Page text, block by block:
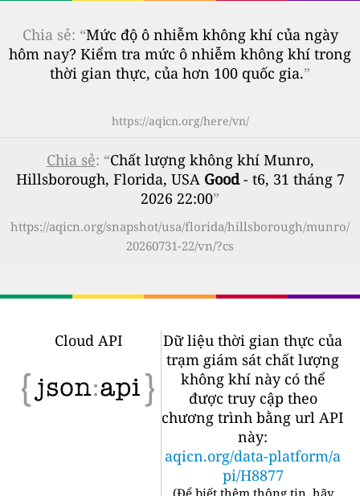
Chia sẻ: “Mức độ ô nhiễm không khí của ngày
hôm nay? Kiểm tra mức ô nhiễm không khí trong
thời gian thực, của hơn 100 quốc gia.”
https://aqicn.org/here/vn/
Chia sẻ: “Chất lượng không khí Munro,
Hillsborough, Florida, USA Good- t6, 31 tháng 7
2026 22:00”
https://aqicn.org/snapshot/usa/florida/hillsborough/munro/
20260731-22/vn/?cs
Cloud API
Dữ liệu thời gian thực của
trạm giám sát chất lượng
không khí này có thể
được truy cập theo
chương trình bằng url API
này:
aqicn.org/data-platform/a
pi/H8877
(Để biết thêm thông tin, hãy